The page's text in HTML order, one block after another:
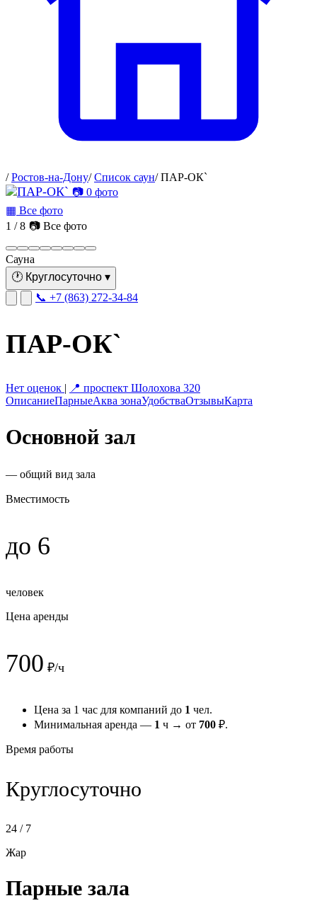
/ Ростов-на-Дону/ Список саун/ ПАР-ОК`
📷 0 фото
▦ Все фото
1 / 8 📷 Все фото
Сауна
🕐 Круглосуточно ▾
📞 +7 (863) 272-34-84
ПАР-ОК`
Нет оценок | 📍 проспект Шолохова 320
ОписаниеПарныеАква зонаУдобстваОтзывыКарта
Основной зал
— общий вид зала
Вместимость
до 6
человек
Цена аренды
700 ₽/ч
Цена за 1 час для компаний до 1 чел.
Минимальная аренда — 1 ч → от 700 ₽.
Время работы
Круглосуточно
24 / 7
Жар
Парные зала